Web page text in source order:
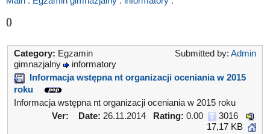
()
Category: Egzamin
gimnazjalny
informatory
Submitted by: Admin
Informacja wstępna nt organizacji oceniania w 2015
roku
Informacja wstępna nt organizacji oceniania w 2015 roku
Ver:
Date: 26.11.2014 Rating: 0.00
3016
17,17 KB